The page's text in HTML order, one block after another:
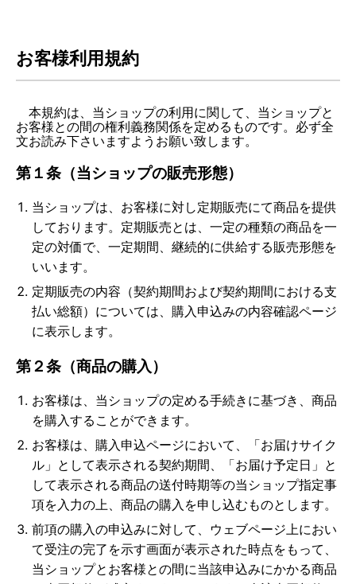
お客様利用規約
本規約は、当ショップの利用に関して、当ショップと
お客様との間の権利義務関係を定めるものです。必ず全
文お読み下さいますようお願い致します。
第１条（当ショップの販売形態）
当ショップは、お客様に対し定期販売にて商品を提供
しております。定期販売とは、一定の種類の商品を一
定の対価で、一定期間、継続的に供給する販売形態を
いいます。
定期販売の内容（契約期間および契約期間における支
払い総額）については、購入申込みの内容確認ページ
に表示します。
第２条（商品の購入）
お客様は、当ショップの定める手続きに基づき、商品
を購入することができます。
お客様は、購入申込ページにおいて、「お届けサイク
ル」として表示される契約期間、「お届け予定日」と
して表示される商品の送付時期等の当ショップ指定事
項を入力の上、商品の購入を申し込むものとします。
前項の購入の申込みに対して、ウェブページ上におい
て受注の完了を示す画面が表示された時点をもって、
当ショップとお客様との間に当該申込みにかかる商品